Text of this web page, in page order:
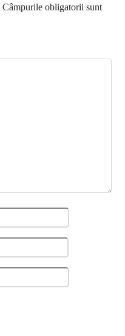
Câmpurile obligatorii sunt